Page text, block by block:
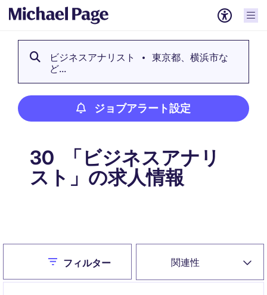
ビジネスアナリスト
東京都、横浜市な
ど...
ジョブアラート設定
30 「ビジネスアナリ
スト」の求人情報
関連性
Closeフィルター